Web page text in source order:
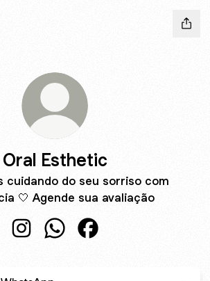
Oral Esthetic
cuidando do seu sorriso com
🤍 Agende sua avaliação